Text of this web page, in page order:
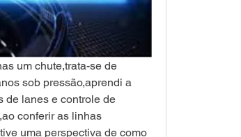
um chute,trata-se de
sob pressão,aprendi a
de lanes e controle de
conferir as linhas
uma perspectiva de como